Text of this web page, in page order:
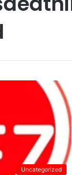
Uncategorized